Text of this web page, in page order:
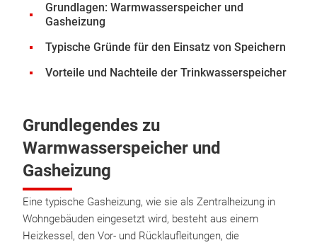
Grundlagen: Warmwasserspeicher und
Gasheizung
Typische Gründe für den Einsatz von Speichern
Vorteile und Nachteile der Trinkwasserspeicher
Grundlegendes zu
Warmwasserspeicher und
Gasheizung
Eine typische Gasheizung, wie sie als Zentralheizung in
Wohngebäuden eingesetzt wird, besteht aus einem
Heizkessel, den Vor- und Rücklaufleitungen, die